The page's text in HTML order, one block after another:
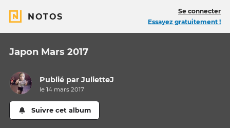
NOTOS
Se connecter
Essayez gratuitement !
Japon Mars 2017
Publié parJulietteJ
le 14 mars 2017
Suivre cet album